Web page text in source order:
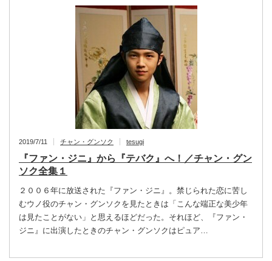
2019/7/11 チャン・グンソク tesugi
『ファン・ジニ』から『テバク』へ！／チャン・グン
ソク全集１
２００６年に放送された『ファン・ジニ』。禁じられた恋に苦し
むウノ役のチャン・グンソクを見たときは「こんな端正な美少年
は見たことがない」と思えるほどだった。それほど、『ファン・
ジニ』に出演したときのチャン・グンソクはピュア…